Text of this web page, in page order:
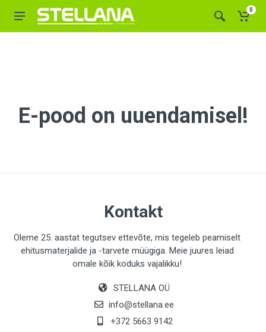
0
E-pood on uuendamisel!
Kontakt
Oleme 25. aastat tegutsev ettevõte, mis tegeleb peamiselt
ehitusmaterjalide ja -tarvete müügiga. Meie juures leiad
omale kõik koduks vajalikku!
STELLANA OÜ
info@stellana.ee
+372 5663 9142